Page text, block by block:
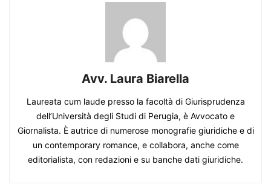
Avv. Laura Biarella
Laureata cum laude presso la facoltà di Giurisprudenza
dell’Università degli Studi di Perugia, è Avvocato e
Giornalista. È autrice di numerose monografie giuridiche e di
un contemporary romance, e collabora, anche come
editorialista, con redazioni e su banche dati giuridiche.